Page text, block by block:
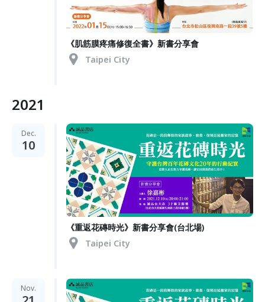
《肌筋膜疼痛修復全書》新書分享會
Taipei City
2021
Dec.
10
《重返花磚時光》新書分享會(台北場)
Taipei City
Nov.